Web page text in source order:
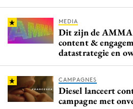
MEDIA
Dit zijn de AMMA
content &
datastrategie en
CAMPAGNES
Diesel lanceert
campagne met